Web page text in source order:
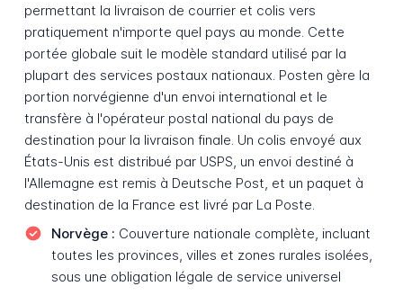
permettant la livraison de courrier et colis vers
pratiquement n'importe quel pays au monde. Cette
portée globale suit le modèle standard utilisé par la
plupart des services postaux nationaux. Posten gère la
portion norvégienne d'un envoi international et le
transfère à l'opérateur postal national du pays de
destination pour la livraison finale. Un colis envoyé aux
États-Unis est distribué par USPS, un envoi destiné à
l'Allemagne est remis à Deutsche Post, et un paquet à
destination de la France est livré par La Poste.
Norvège : Couverture nationale complète, incluant
toutes les provinces, villes et zones rurales isolées,
sous une obligation légale de service universel